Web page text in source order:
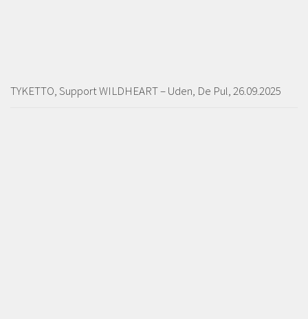
TYKETTO, Support WILDHEART – Uden, De Pul, 26.09.2025